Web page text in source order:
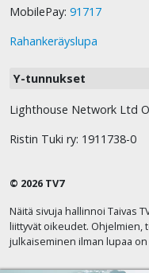
MobilePay: 91717
Rahankeräyslupa
Y-tunnukset
Lighthouse Network Ltd
Ristin Tuki ry: 1911738-0
© 2026 TV7
Näitä sivuja hallinnoi Taivas
liittyvät oikeudet. Ohjelmien,
julkaiseminen ilman lupaa